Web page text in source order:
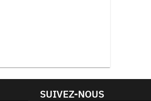
SUIVEZ-NOUS